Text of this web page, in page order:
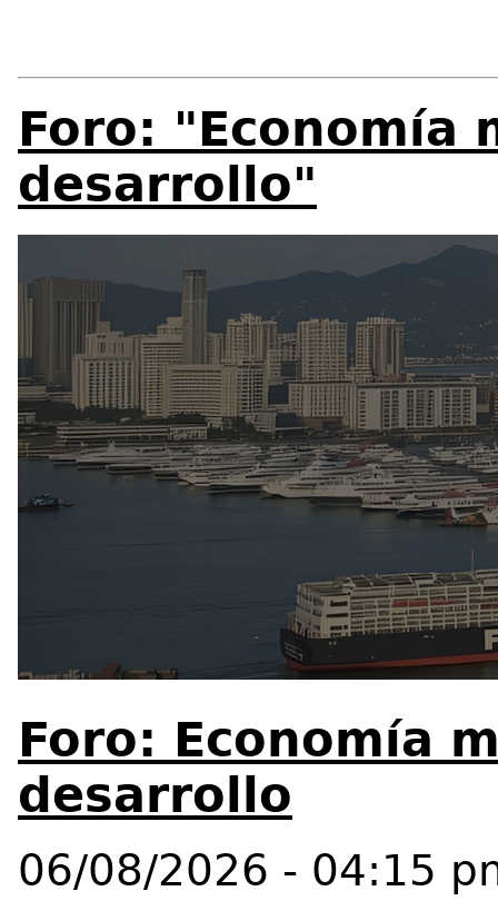
Foro: "Economía
desarrollo"
Foro: Economía
desarrollo
06/08/2026 - 04:15